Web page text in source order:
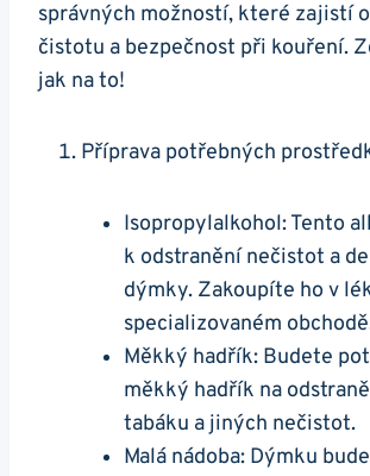
správných možností, které zajistí
čistotu a bezpečnost při kouření.
jak na to!
Příprava potřebných
Isopropylalkohol: Tento
k odstranění nečistot a
dýmky. Zakoupíte ho v
specializovaném
Měkký hadřík: Budete
měkký hadřík na
tabáku a jiných nečistot.
Malá nádoba: Dýmku